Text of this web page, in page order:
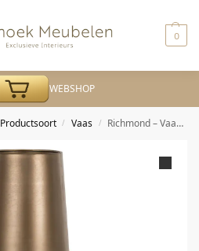
0
WEBSHOP
Productsoort / Vaas / Richmond – Vaas Kenza brass antique small